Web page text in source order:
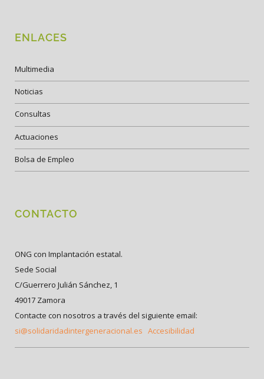
ENLACES
Multimedia
Noticias
Consultas
Actuaciones
Bolsa de Empleo
CONTACTO
ONG con Implantación estatal.
Sede Social
C/Guerrero Julián Sánchez, 1
49017 Zamora
Contacte con nosotros a través del siguiente email:
si@solidaridadintergeneracional.es Accesibilidad